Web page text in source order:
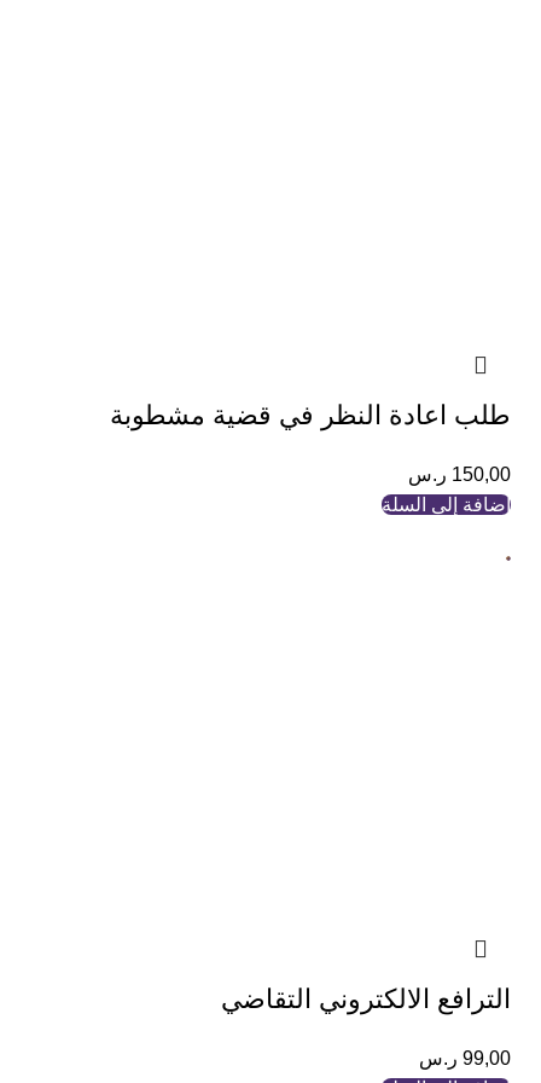
طلب اعادة النظر في قضية مشطوبة
150,00 ر.س
إضافة إلى السلة
الترافع الالكتروني التقاضي
99,00 ر.س